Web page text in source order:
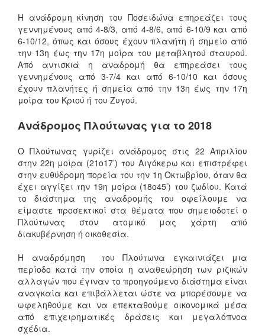
Η ανάδρομη κίνηση του Ποσειδώνα επηρεάζει τους
γεννημένους από 4-8/3, από 4-8/6, από 6-10/9 και από
6-10/12, όπως και όσους έχουν πλανήτη ή σημείο από
την 13η έως την 17η μοίρα του μεταβλητού σταυρού.
Από αντισκιά η αναδρομή θα επηρεάσει τους
γεννημένους από 3-7/4 και από 6-10/10 και όσους
έχουν πλανήτες ή σημεία από την 13η έως την 17η
μοίρα του Κριού ή του Ζυγού.
Ανάδρομος Πλούτωνας για το 2018
Ο Πλούτωνας γυρίζει ανάδρομος στις 22 Απριλίου
στην 22η μοίρα (21ο17’) του Αιγόκερω και επιστρέφει
στην ευθύδρομη πορεία του την 1η Οκτωβρίου, όταν θα
έχει αγγίξει την 19η μοίρα (18ο45’) του ζωδίου. Κατά
το διάστημα της αναδρομής του οφείλουμε να
είμαστε προσεκτικοί στα θέματα που σημειοδοτεί ο
Πλούτωνας στον ατομικό μας χάρτη από
διακυβέρνηση ή οικοθεσία.
Η αναδρόμηση του Πλούτωνα εγκαινιάζει μια
περίοδο κατά την οποία η αναθεώρηση των ριζικών
αλλαγών που έγιναν το προηγούμενο διάστημα είναι
αναγκαία και επιβάλλεται ώστε να μπορέσουμε να
ωφεληθούμε και να επεκταθούμε οικονομικά μέσα
από επιχειρηματικές δράσεις και μεγαλόπνοα
σχέδια.